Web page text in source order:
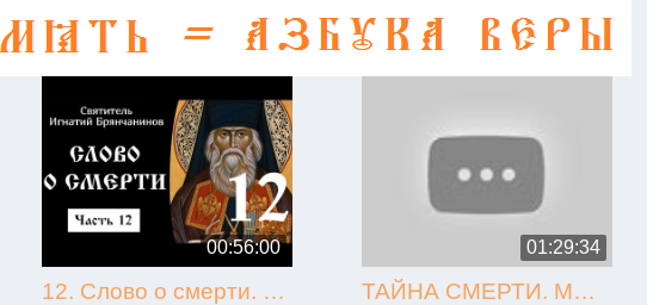
00:56:00
12. Слово о смерти. Игнатий Брянчанинов.
01:29:34
ТАЙНА СМЕРТИ. МЫТАРСТВА. ВОСКРЕСЕНИЕ (Олег Стеняев)